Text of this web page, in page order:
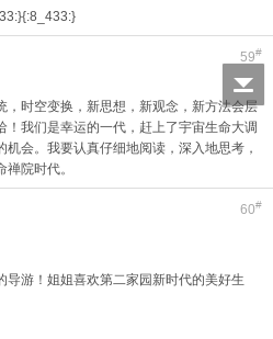
59#
时空变换，新思想，新观念，新方法会层
！我们是幸运的一代，赶上了宇宙生命大调
会。我要认真仔细地阅读，深入地思考，
院时代。
60#
！姐姐喜欢第二家园新时代的美好生